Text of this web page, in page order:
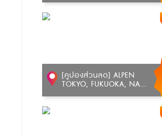
[คูปองส่วนลด] ALPEN
TOKYO, FUKUOKA, NA...